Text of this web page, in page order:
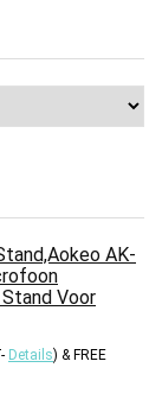
AK-
Voor
Details) & FREE